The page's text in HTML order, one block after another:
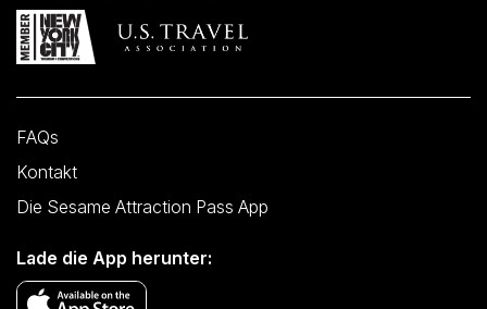
FAQs
Kontakt
Die Sesame Attraction Pass App
Lade die App herunter: